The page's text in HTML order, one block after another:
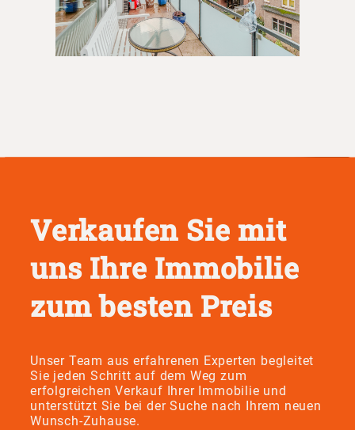
Verkaufen Sie mit
uns Ihre Immobilie
zum besten Preis
Unser Team aus erfahrenen Experten begleitet
Sie jeden Schritt auf dem Weg zum
erfolgreichen Verkauf Ihrer Immobilie und
unterstützt Sie bei der Suche nach Ihrem neuen
Wunsch-Zuhause.